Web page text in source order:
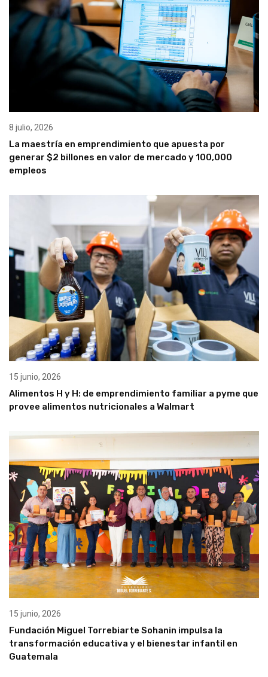
8 julio, 2026
La maestría en emprendimiento que apuesta por
generar $2 billones en valor de mercado y 100,000
empleos
15 junio, 2026
Alimentos H y H: de emprendimiento familiar a pyme que
provee alimentos nutricionales a Walmart
15 junio, 2026
Fundación Miguel Torrebiarte Sohanin impulsa la
transformación educativa y el bienestar infantil en
Guatemala